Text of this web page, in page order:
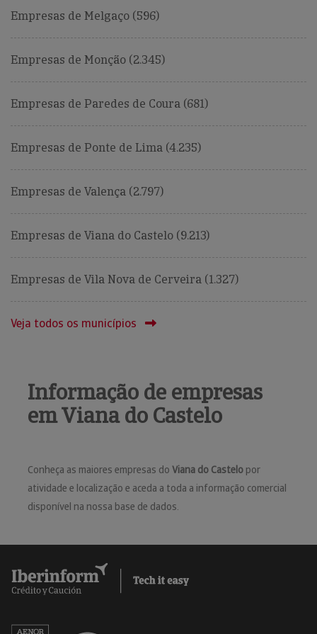
Empresas de Melgaço (596)
Empresas de Monção (2.345)
Empresas de Paredes de Coura (681)
Empresas de Ponte de Lima (4.235)
Empresas de Valença (2.797)
Empresas de Viana do Castelo (9.213)
Empresas de Vila Nova de Cerveira (1.327)
Veja todos os municípios
Informação de empresas
em Viana do Castelo
Conheça as maiores empresas do Viana do Castelo por
atividade e localização e aceda a toda a informação comercial
disponível na nossa base de dados.